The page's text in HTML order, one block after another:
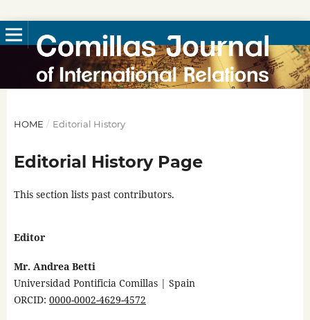
HOME / Editorial History
Editorial History Page
This section lists past contributors.
Editor
Mr. Andrea Betti
Universidad Pontificia Comillas | Spain
ORCID: 0000-0002-4629-4572